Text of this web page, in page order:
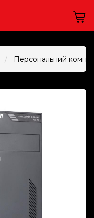
Персональний